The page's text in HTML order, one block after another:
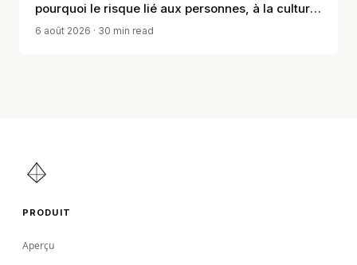
pourquoi le risque lié aux personnes, à la culture
et à la distribution compte
6 août 2026 · 30 min read
PRODUIT
Aperçu